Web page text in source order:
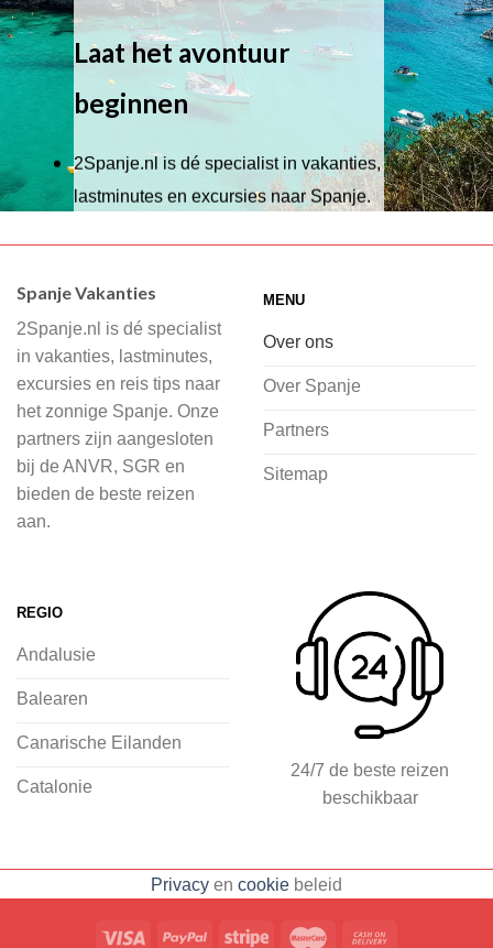
Laat het avontuur
beginnen
2Spanje.nl is dé specialist in vakanties,
lastminutes en excursies naar Spanje.
Wij hebben een breed scala aan
of je nu wilt relaxen op het strand,
cultuur wilt ontdekken of avontuur zoekt
in de natuur.
Bij 2Spanje.nl begint de voorpret al
voordat je het vliegtuig instapt, door
inspiratie op te doen over dit zonnige
vliegvakantie zoeken en boeken bij
2Spanje.nl, met een team dat altijd
klaarstaat om eventuele vragen te
beantwoorden en ervoor te zorgen dat
jij met een gerust hart op vakantie kunt
accommodaties: resorts, hotels en
Spanje Vakanties
2Spanje.nl is dé specialist
in vakanties, lastminutes,
excursies en reis tips naar
het zonnige Spanje. Onze
partners zijn aangesloten
bij de ANVR, SGR en
bieden de beste reizen
aan.
MENU
Over ons
Over Spanje
Partners
Sitemap
REGIO
Andalusie
Balearen
Canarische Eilanden
Catalonie
24/7 de beste reizen
beschikbaar
Privacy en cookie beleid